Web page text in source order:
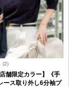
(2)
舗限定カラー】《手
ース取り外し6分袖プ